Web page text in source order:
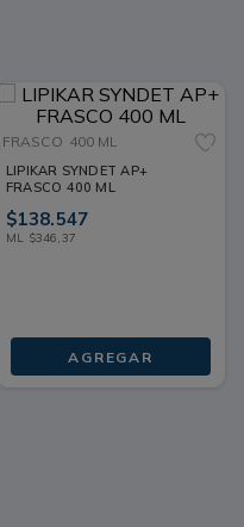
FRASCO 400 ML
LIPIKAR SYNDET AP+
FRASCO 400 ML
$138.547
ML $346, 37
AGREGAR